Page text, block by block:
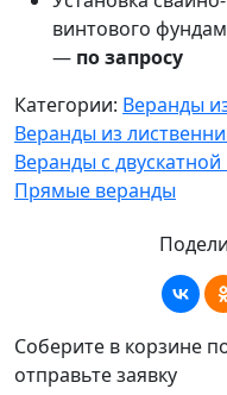
винтового
— по запросу
Категории: Веранды
Веранды из
Веранды с двускатной
Прямые веранды
Соберите в корзине
отправьте заявку